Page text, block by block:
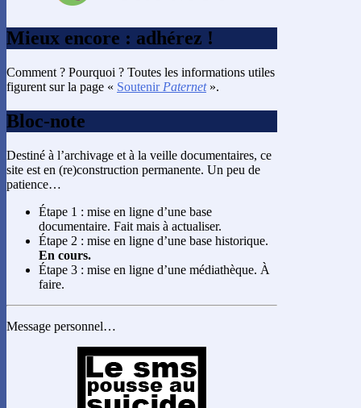
Mieux encore : adhérez !
Comment ? Pourquoi ? Toutes les informations utiles
figurent sur la page « Soutenir Paternet».
Bloc-note
Destiné à l’archivage et à la veille documentaires, ce
site est en (re)construction permanente. Un peu de
patience…
Étape 1 : mise en ligne d’une base
documentaire. Fait mais à actualiser.
Étape 2 : mise en ligne d’une base historique.
En cours.
Étape 3 : mise en ligne d’une médiathèque. À
faire.
Message personnel…